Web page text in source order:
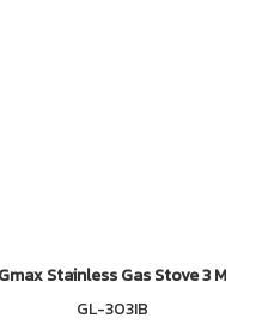
Burner Infrared GL-506I-501
Gmax Stainless Gas Stove 3 Mix
GL-303IB